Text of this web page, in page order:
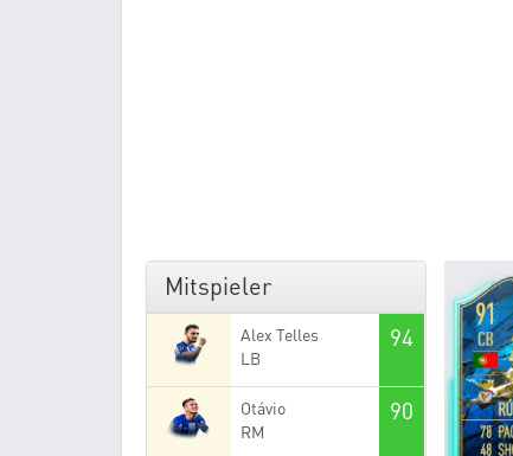
Mitspieler
Alex Telles
LB
94
Otávio
RM
90